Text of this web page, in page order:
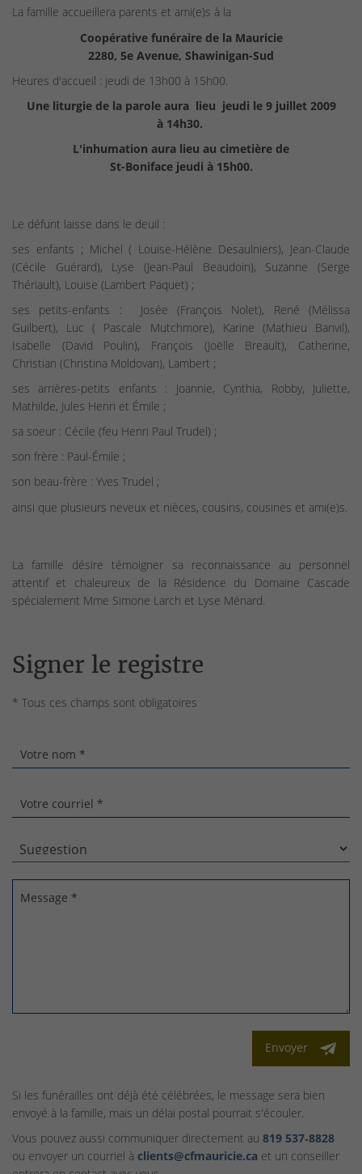
La famille accueillera parents et ami(e)s à la
Coopérative funéraire de la Mauricie
2280, 5e Avenue, Shawinigan-Sud
Heures d'accueil : jeudi de 13h00 à 15h00.
Une liturgie de la parole aura lieu jeudi le 9 juillet 2009
à 14h30.
L'inhumation aura lieu au cimetière de
St-Boniface jeudi à 15h00.
Le défunt laisse dans le deuil :
ses enfants ; Michel ( Louise-Hélène Desaulniers), Jean-Claude
(Cécile Guérard), Lyse (Jean-Paul Beaudoin), Suzanne (Serge
Thériault), Louise (Lambert Paquet) ;
ses petits-enfants : Josée (François Nolet), René (Mélissa
Guilbert), Luc ( Pascale Mutchmore), Karine (Mathieu Banvil),
Isabelle (David Poulin), François (Joëlle Breault), Catherine,
Christian (Christina Moldovan), Lambert ;
ses arrières-petits enfants : Joannie, Cynthia, Robby, Juliette,
Mathilde, Jules Henri et Émile ;
sa soeur : Cécile (feu Henri Paul Trudel) ;
son frère : Paul-Émile ;
son beau-frère : Yves Trudel ;
ainsi que plusieurs neveux et nièces, cousins, cousines et ami(e)s.
La famille désire témoigner sa reconnaissance au personnel
attentif et chaleureux de la Résidence du Domaine Cascade
spécialement Mme Simone Larch et Lyse Ménard.
Signer le registre
* Tous ces champs sont obligatoires
Votre nom *
Votre courriel *
Message *
Envoyer
Si les funérailles ont déjà été célébrées, le message sera bien
envoyé à la famille, mais un délai postal pourrait s'écouler.
Vous pouvez aussi communiquer directement au 819 537‑8828
ou envoyer un courriel à clients@cfmauricie.ca et un conseiller